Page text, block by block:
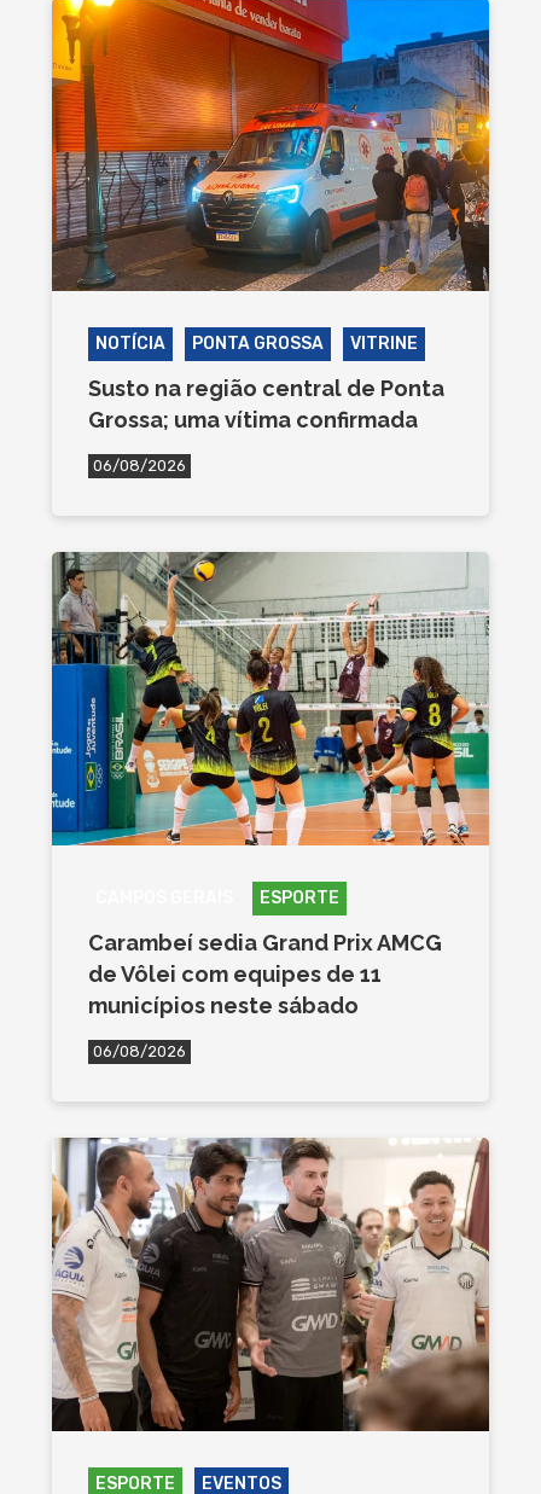
NOTÍCIA PONTA GROSSA VITRINE
Susto na região central de Ponta
Grossa; uma vítima confirmada
06/08/2026
ESPORTE
Carambeí sedia Grand Prix AMCG
de Vôlei com equipes de 11
municípios neste sábado
06/08/2026
ESPORTE EVENTOS